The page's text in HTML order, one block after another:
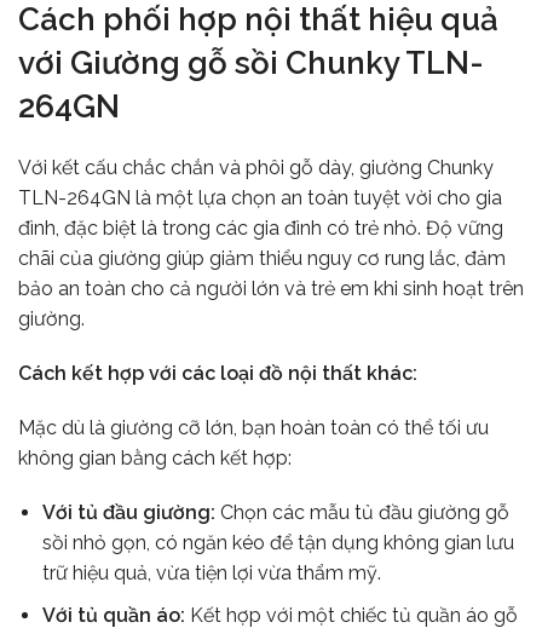
Cách phối hợp nội thất hiệu quả
với Giường gỗ sồi Chunky TLN-
264GN
Với kết cấu chắc chắn và phôi gỗ dày, giường Chunky
TLN-264GN là một lựa chọn an toàn tuyệt vời cho gia
đình, đặc biệt là trong các gia đình có trẻ nhỏ. Độ vững
chãi của giường giúp giảm thiểu nguy cơ rung lắc, đảm
bảo an toàn cho cả người lớn và trẻ em khi sinh hoạt trên
giường.
Cách kết hợp với các loại đồ nội thất khác:
Mặc dù là giường cỡ lớn, bạn hoàn toàn có thể tối ưu
không gian bằng cách kết hợp:
Với tủ đầu giường: Chọn các mẫu tủ đầu giường gỗ
sồi nhỏ gọn, có ngăn kéo để tận dụng không gian lưu
trữ hiệu quả, vừa tiện lợi vừa thẩm mỹ.
Với tủ quần áo: Kết hợp với một chiếc tủ quần áo gỗ